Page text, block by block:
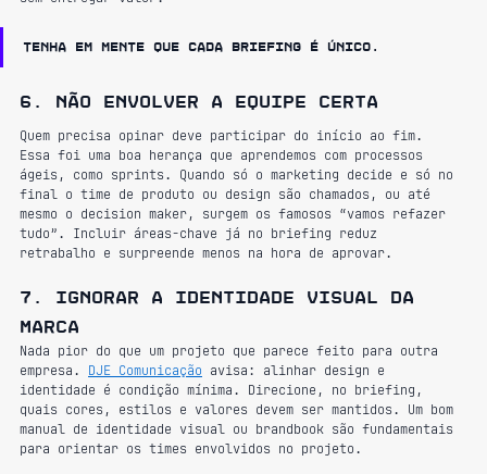
Tenha em mente que cada briefing é único.
6. Não envolver a equipe certa
Quem precisa opinar deve participar do início ao fim.
Essa foi uma boa herança que aprendemos com processos
ágeis, como sprints. Quando só o marketing decide e só no
final o time de produto ou design são chamados, ou até
mesmo o decision maker, surgem os famosos “vamos refazer
tudo”. Incluir áreas-chave já no briefing reduz
retrabalho e surpreende menos na hora de aprovar.
7. Ignorar a identidade visual da
marca
Nada pior do que um projeto que parece feito para outra
empresa. DJE Comunicação avisa: alinhar design e
identidade é condição mínima. Direcione, no briefing,
quais cores, estilos e valores devem ser mantidos. Um bom
manual de identidade visual ou brandbook são fundamentais
para orientar os times envolvidos no projeto.